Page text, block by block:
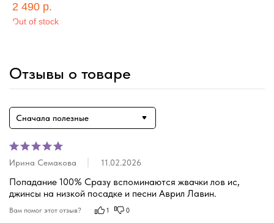
2 490 р.
Out of stock
Отзывы о товаре
Сначала полезные
Ирина Семакова 11.02.2026
Попадание 100% Сразу вспоминаются жвачки лов ис,
джинсы на низкой посадке и песни Аврил Лавин.
Вам помог этот отзыв? 1 0